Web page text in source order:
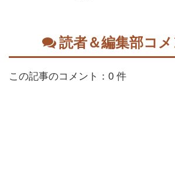
読者＆編集部コ
この記事のコメント：0 件